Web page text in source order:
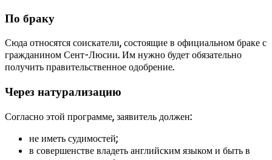
По браку
Сюда относятся соискатели, состоящие в официальном браке с
гражданином Сент-Люсии. Им нужно будет обязательно
получить правительственное одобрение.
Через натурализацию
Согласно этой программе, заявитель должен:
не иметь судимостей;
в совершенстве владеть английским языком и быть в